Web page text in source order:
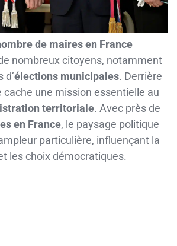
de maires en France
nombreux citoyens, notamment
d’élections municipales. Derrière
cache une mission essentielle au
territoriale. Avec près de
en France, le paysage politique
particulière, influençant la
les choix démocratiques.